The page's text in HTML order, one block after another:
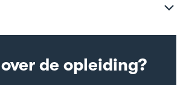
de opleiding?